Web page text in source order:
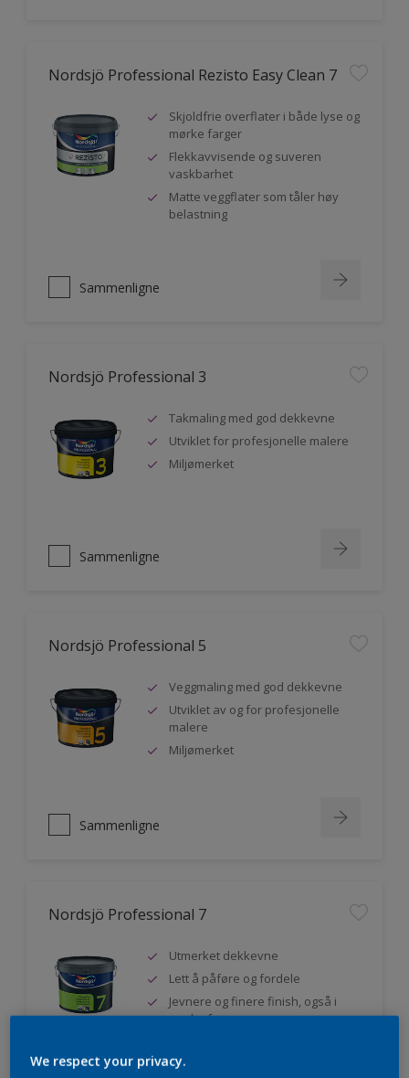
Nordsjö Professional Rezisto Easy Clean 7
Skjoldfrie overflater i både lyse og
mørke farger
Flekkavvisende og suveren
vaskbarhet
Matte veggflater som tåler høy
belastning
Sammenligne
Nordsjö Professional 3
Takmaling med god dekkevne
Utviklet for profesjonelle malere
Miljømerket
Sammenligne
Nordsjö Professional 5
Veggmaling med god dekkevne
Utviklet av og for profesjonelle
malere
Miljømerket
Sammenligne
Nordsjö Professional 7
Utmerket dekkevne
Lett å påføre og fordele
Jevnere og finere finish, også i
mørke farger
We respect your privacy.